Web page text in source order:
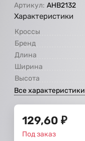
Артикул: AHB2132
Характеристики
Кроссы
Бренд
Длина
Ширина
Высота
Все характеристики
129,60 ₽
Под заказ